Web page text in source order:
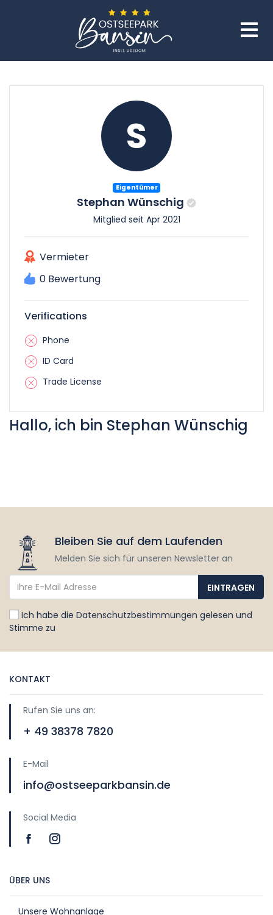
S
Eigentümer
Stephan Wünschig
Mitglied seit Apr 2021
Vermieter
0 Bewertung
Verifications
Phone
ID Card
Trade License
Hallo, ich bin Stephan Wünschig
Bleiben Sie auf dem Laufenden
Melden Sie sich für unseren Newsletter an
Ich habe die Datenschutzbestimmungen gelesen und
Stimme zu
KONTAKT
Rufen Sie uns an:
+ 49 38378 7820
E-Mail
info@ostseeparkbansin.de
Social Media
ÜBER UNS
Unsere Wohnanlage